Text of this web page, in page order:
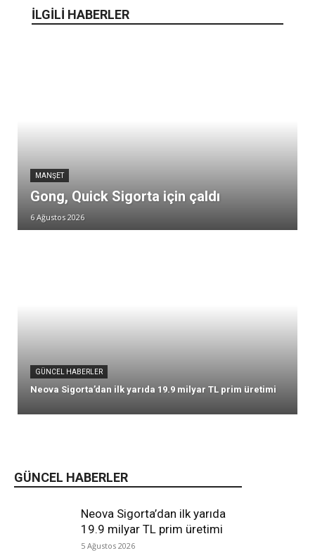
GÜNCEL HABERLER
Neova Sigorta’dan ilk yarıda
19.9 milyar TL prim üretimi
5 Ağustos 2026
İLGİLİ HABERLER
MANŞET
Gong, Quick Sigorta için çaldı
6 Ağustos 2026
GÜNCEL HABERLER
Neova Sigorta’dan ilk yarıda 19.9 milyar TL prim üretimi